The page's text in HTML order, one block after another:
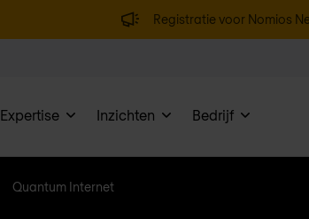
Registratie voor Nomios
Expertise Inzichten Bedrijf
Quantum Internet